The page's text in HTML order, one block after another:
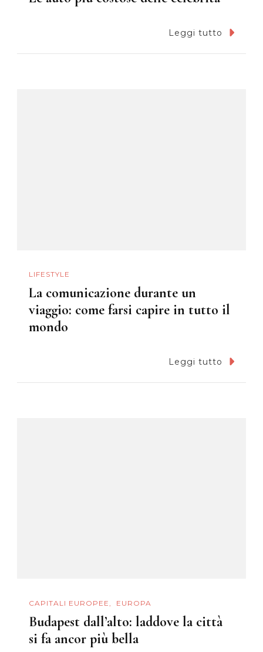
Leggi tutto
LIFESTYLE
La comunicazione durante un
viaggio: come farsi capire in tutto il
mondo
Leggi tutto
CAPITALI EUROPEE EUROPA
Budapest dall’alto: laddove la città
si fa ancor più bella